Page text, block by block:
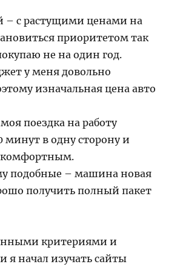
– с растущими ценами на
приоритетом так
не на один год.
у меня довольно
изначальная цена авто
поездка на работу
минут в одну сторону и
комфортным.
подобные – машина новая
получить полный пакет
критериями и
я начал изучать сайты